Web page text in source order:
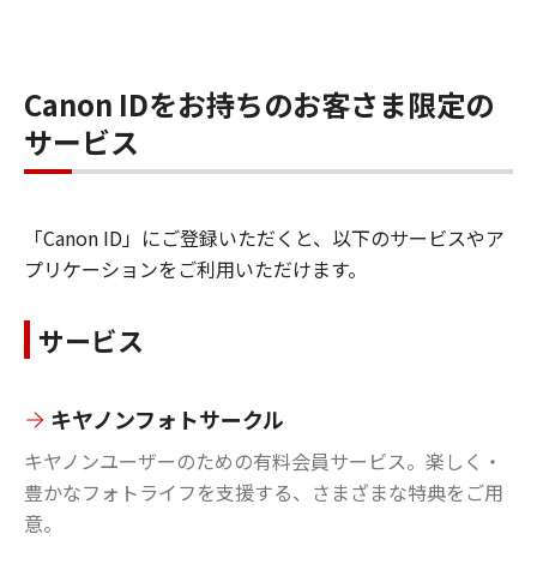
Canon IDをお持ちのお客さま限定の
サービス
「Canon ID」にご登録いただくと、以下のサービスやア
プリケーションをご利用いただけます。
サービス
キヤノンフォトサークル
キヤノンユーザーのための有料会員サービス。楽しく・
豊かなフォトライフを支援する、さまざまな特典をご用
意。